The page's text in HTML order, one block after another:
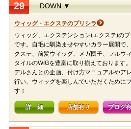
29 DOWN ▼
ウィッグ・エクステのプリシラ
ウィッグ、エクステンション(エクステ)の
です。自毛に馴染ませやすいカラー展開で
クステ、前髪ウィッグ、メガ団子、フルウ
タイルのWIGを豊富に取り揃えております
デルさんとの企画、付け方マニュアルやア
行い、ウィッグを楽しんでいただくために
す！
詳 細 店舗有り ブログ